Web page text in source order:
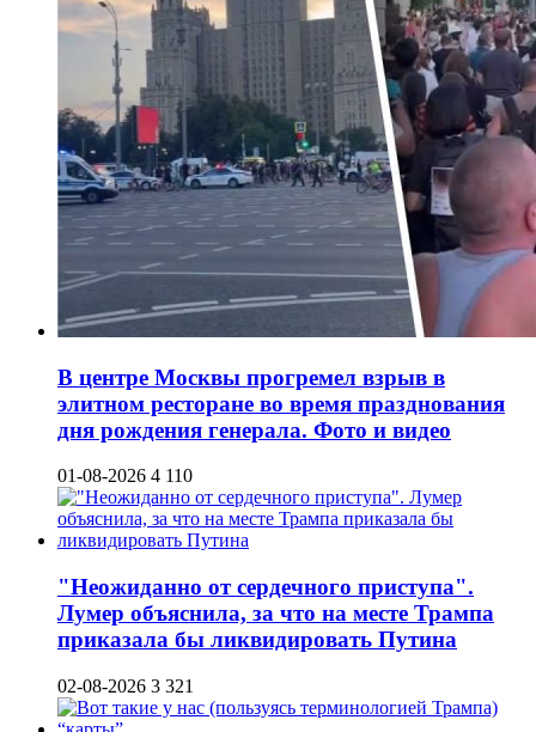
В центре Москвы прогремел взрыв в
элитном ресторане во время празднования
дня рождения генерала. Фото и видео
01-08-2026 4 110
"Неожиданно от сердечного приступа".
Лумер объяснила, за что на месте Трампа
приказала бы ликвидировать Путина
02-08-2026 3 321